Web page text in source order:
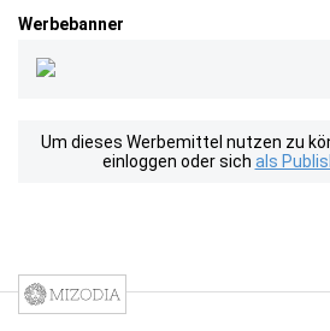
Werbebanner
Um dieses Werbemittel nutzen zu
einloggen oder sich als